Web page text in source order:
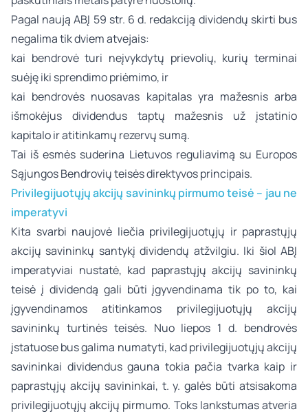
Pagal naują ABĮ 59 str. 6 d. redakciją dividendų skirti bus
negalima tik dviem atvejais:
kai bendrovė turi neįvykdytų prievolių, kurių terminai
suėję iki sprendimo priėmimo, ir
kai bendrovės nuosavas kapitalas yra mažesnis arba
išmokėjus dividendus taptų mažesnis už įstatinio
kapitalo ir atitinkamų rezervų sumą.
Tai iš esmės suderina Lietuvos reguliavimą su Europos
Sąjungos Bendrovių teisės direktyvos principais.
Privilegijuotųjų akcijų savininkų pirmumo teisė – jau ne
imperatyvi
Kita svarbi naujovė liečia privilegijuotųjų ir paprastųjų
akcijų savininkų santykį dividendų atžvilgiu. Iki šiol ABĮ
imperatyviai nustatė, kad paprastųjų akcijų savininkų
teisė į dividendą gali būti įgyvendinama tik po to, kai
įgyvendinamos atitinkamos privilegijuotųjų akcijų
savininkų turtinės teisės. Nuo liepos 1 d. bendrovės
įstatuose bus galima numatyti, kad privilegijuotųjų akcijų
savininkai dividendus gauna tokia pačia tvarka kaip ir
paprastųjų akcijų savininkai, t. y. galės būti atsisakoma
privilegijuotųjų akcijų pirmumo. Toks lankstumas atveria